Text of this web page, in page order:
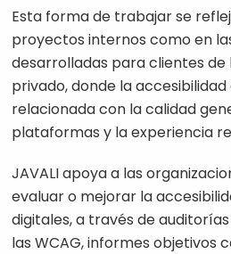
Esta forma de trabajar se
proyectos internos como en
desarrolladas para clientes
privado, donde la
relacionada con la calidad
plataformas y la experiencia
JAVALI apoya a las
evaluar o mejorar la
digitales, a través de
las WCAG, informes objetivos